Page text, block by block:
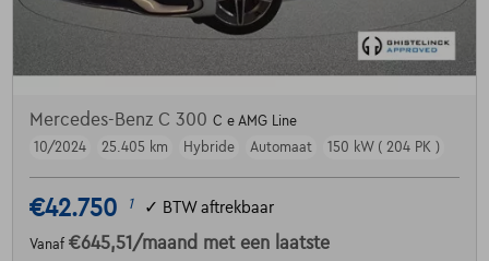
Mercedes-Benz C 300 C e AMG Line
10/2024
25.405 km Hybride Automaat 150 kW ( 204 PK )
€42.750 1 ✓ BTW aftrekbaar
Vanaf €645,51 /maand met een laatste